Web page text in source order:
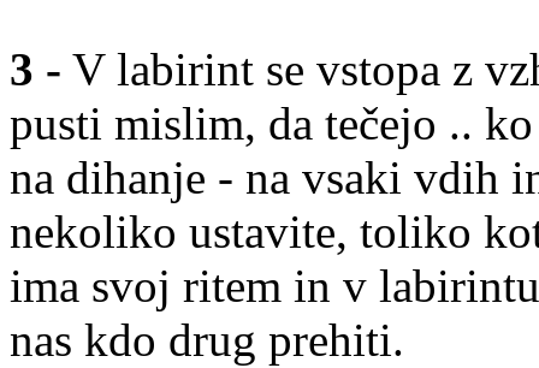
3 - V labirint se vstopa z
pusti mislim, da tečejo ..
na dihanje - na vsaki vdih
nekoliko ustavite, toliko
ima svoj ritem in v
nas kdo drug prehiti.